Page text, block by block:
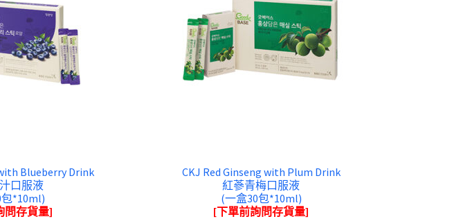
Blueberry Drink
口服液
*10ml)
問存貨量]
CKJ Red Ginseng with Plum Drink
紅蔘青梅口服液
(一盒30包*10ml)
[下單前詢問存貨量]